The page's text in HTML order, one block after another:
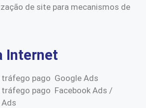
de site para mecanismos de
Internet
tráfego pago Google Ads
tráfego pago Facebook Ads /